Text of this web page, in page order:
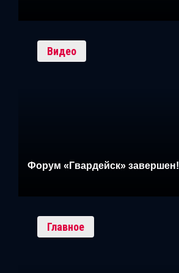
Видео
Форум «Гвардейск» завершен!
Главное